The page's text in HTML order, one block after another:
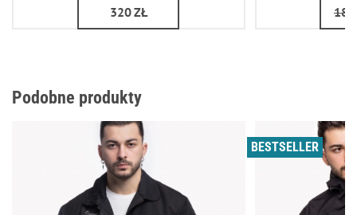
320ZŁ 180
Podobne produkty
BESTSELLER